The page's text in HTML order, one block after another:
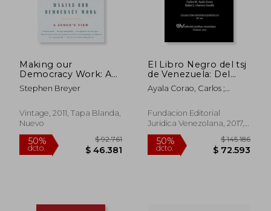
$ 70.628
Making our
Democracy Work: A
Judge's View (en
Inglés)
Stephen Breyer
Vintage, 2011, Tapa Blanda,
Nuevo
El Libro Negro del tsj
de Venezuela: Del
Secuestro de la
Democracia y la
Soberanía Popu-Lar a
la Ruptura del Orden
2017)
Ayala Corao, Carlos ;
Fundacion Editorial
Juridica Venezolana, 2017,
Tapa Blanda, Nuevo